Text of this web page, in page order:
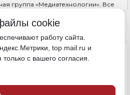
группа «Медиатехнологии». Все
обязательна.
cookie
работу сайта.
top.mail.ru и
с вашего согласия.